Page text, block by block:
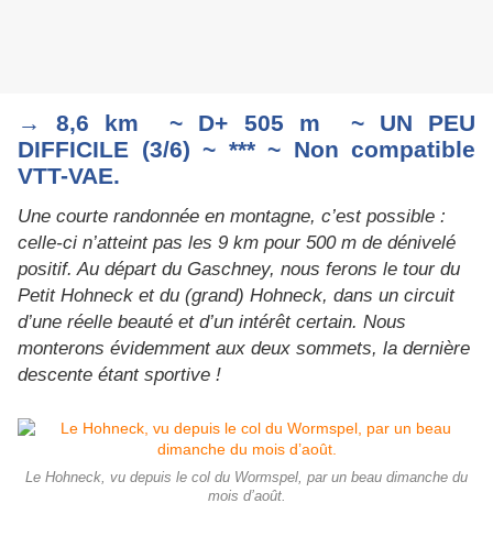
→ 8,6 km ~ D+ 505 m ~ UN PEU
DIFFICILE (3/6) ~ *** ~ Non compatible
VTT-VAE.
Une courte randonnée en montagne, c’est possible :
celle-ci n’atteint pas les 9 km pour 500 m de dénivelé
positif. Au départ du Gaschney, nous ferons le tour du
Petit Hohneck et du (grand) Hohneck, dans un circuit
d’une réelle beauté et d’un intérêt certain. Nous
monterons évidemment aux deux sommets, la dernière
descente étant sportive !
Le Hohneck, vu depuis le col du Wormspel, par un beau dimanche du
mois d’août.